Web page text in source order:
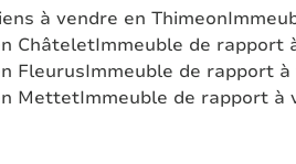
à vendre en Thimeon
ChâteletImmeuble de rapport
FleurusImmeuble de rapport
MettetImmeuble de rapport à